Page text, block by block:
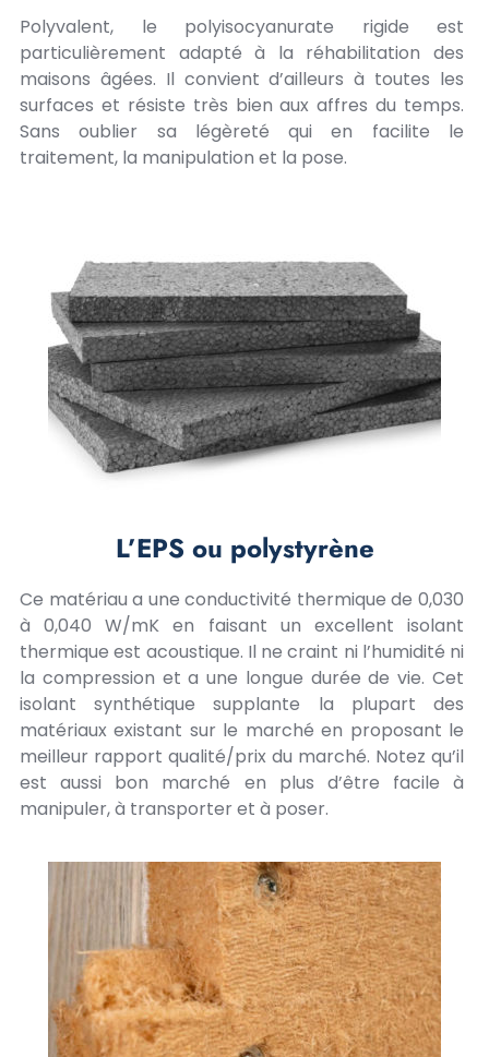
Polyvalent, le polyisocyanurate rigide est
particulièrement adapté à la réhabilitation des
maisons âgées. Il convient d’ailleurs à toutes les
surfaces et résiste très bien aux affres du temps.
Sans oublier sa légèreté qui en facilite le
traitement, la manipulation et la pose.
L’EPS ou polystyrène
Ce matériau a une conductivité thermique de 0,030
à 0,040 W/mK en faisant un excellent isolant
thermique est acoustique. Il ne craint ni l’humidité ni
la compression et a une longue durée de vie. Cet
isolant synthétique supplante la plupart des
matériaux existant sur le marché en proposant le
meilleur rapport qualité/prix du marché. Notez qu’il
est aussi bon marché en plus d’être facile à
manipuler, à transporter et à poser.